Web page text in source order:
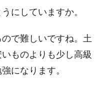
していますか。
で難しいですね。土
ものよりも少し高級
になります。